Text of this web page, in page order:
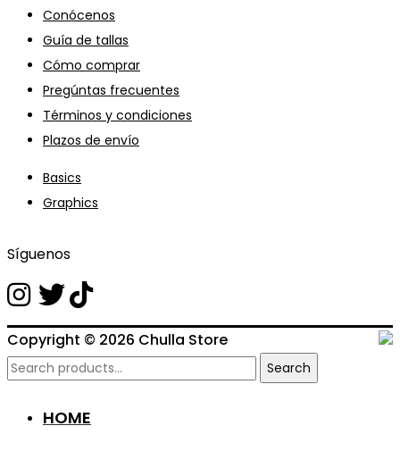
Conócenos
Guía de tallas
Cómo comprar
Pregúntas frecuentes
Términos y condiciones
Plazos de envío
Basics
Graphics
Síguenos
Copyright © 2026 Chulla Store
Search
Search
HOME